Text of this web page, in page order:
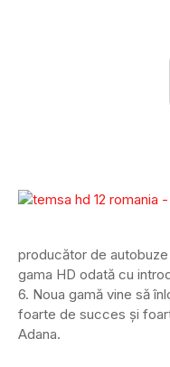
producător de
gama HD odată cu
6. Noua gamă vine să
foarte de succes și
Adana.